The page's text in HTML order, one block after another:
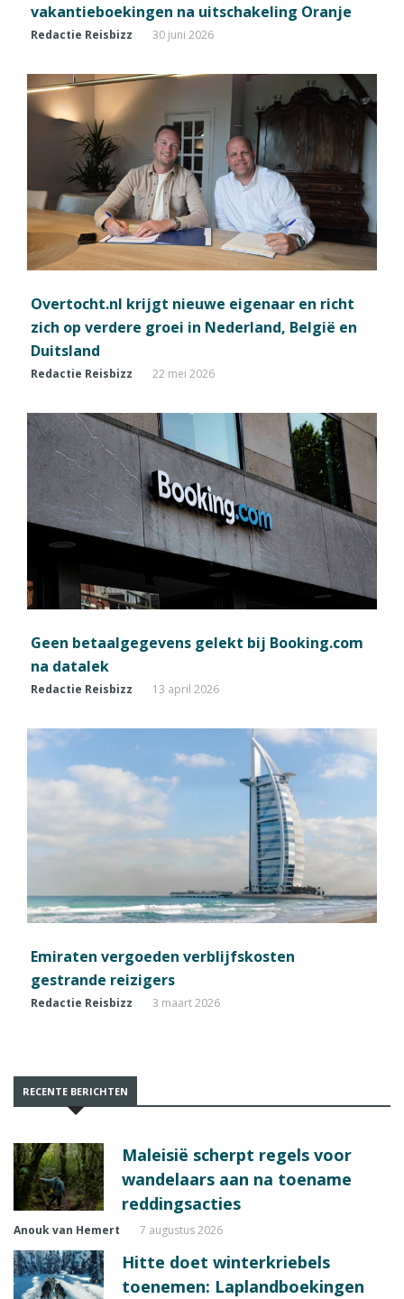
vakantieboekingen na uitschakeling Oranje
Redactie Reisbizz 30 juni 2026
Overtocht.nl krijgt nieuwe eigenaar en richt
zich op verdere groei in Nederland, België en
Duitsland
Redactie Reisbizz 22 mei 2026
Geen betaalgegevens gelekt bij Booking.com
na datalek
Redactie Reisbizz 13 april 2026
Emiraten vergoeden verblijfskosten
gestrande reizigers
Redactie Reisbizz 3 maart 2026
RECENTE BERICHTEN
Maleisië scherpt regels voor
wandelaars aan na toename
reddingsacties
Anouk van Hemert 7 augustus 2026
Hitte doet winterkriebels
toenemen: Laplandboekingen